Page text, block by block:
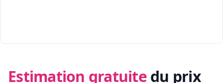
Estimation gratuite du prix